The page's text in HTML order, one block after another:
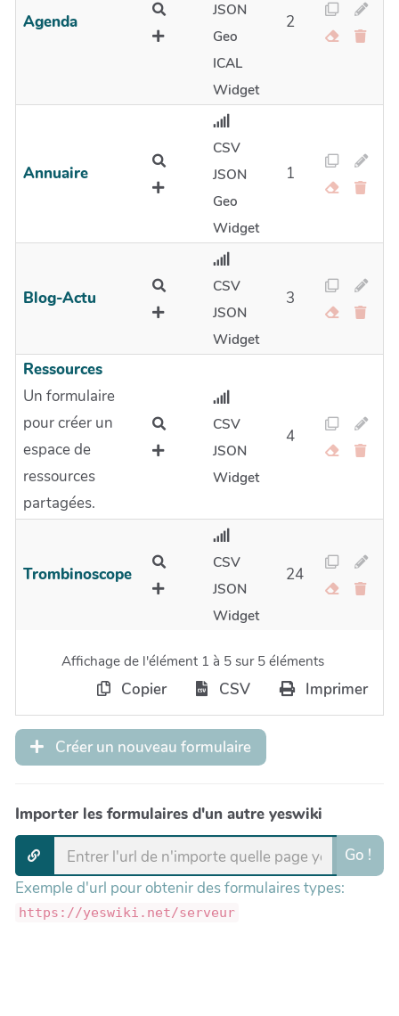
Agenda
JSON
Geo
ICAL
Widget
2
Annuaire
CSV
JSON
Geo
Widget
1
Blog-Actu
CSV
JSON
Widget
3
Ressources
Un formulaire
pour créer un
espace de
ressources
partagées.
CSV
JSON
Widget
4
Trombinoscope
CSV
JSON
Widget
24
Affichage de l'élément 1 à 5 sur 5 éléments
Copier CSV Imprimer
Créer un nouveau formulaire
Importer les formulaires d'un autre yeswiki
Go !
Exemple d'url pour obtenir des formulaires types:
https://yeswiki.net/serveur